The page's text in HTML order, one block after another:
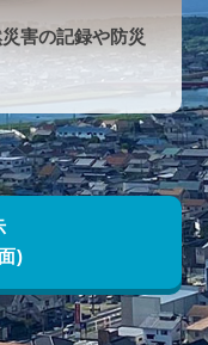
害の記録や防災
)